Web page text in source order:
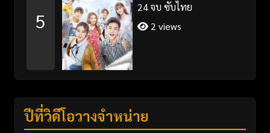
5
24 จบ ซับไทย
2 views
ปีที่วิดีโอวางจำหน่าย